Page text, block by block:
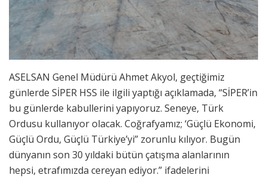
ASELSAN Genel Müdürü Ahmet Akyol, geçtiğimiz
günlerde SİPER HSS ile ilgili yaptığı açıklamada, “SİPER’in
bu günlerde kabullerini yapıyoruz. Seneye, Türk
Ordusu kullanıyor olacak. Coğrafyamız; ‘Güçlü Ekonomi,
Güçlü Ordu, Güçlü Türkiye’yi” zorunlu kılıyor. Bugün
dünyanın son 30 yıldaki bütün çatışma alanlarının
hepsi, etrafımızda cereyan ediyor.” ifadelerini